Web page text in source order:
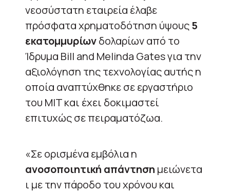
νεοσύστατη εταιρεία έλαβε
πρόσφατα χρηματοδότηση ύψους5
εκατομμυρίωνδολαρίων από το
Ίδρυμα Bill and Melinda Gates για την
αξιολόγηση της τεχνολογίας αυτής η
οποία αναπτύχθηκε σε εργαστήριο
του MIT και έχει δοκιμαστεί
επιτυχώς σε πειραματόζωα.
«Σε ορισμένα εμβόλια η
ανοσοποιητική απάντηση μειώνετα
ι με την πάροδο του χρόνου και